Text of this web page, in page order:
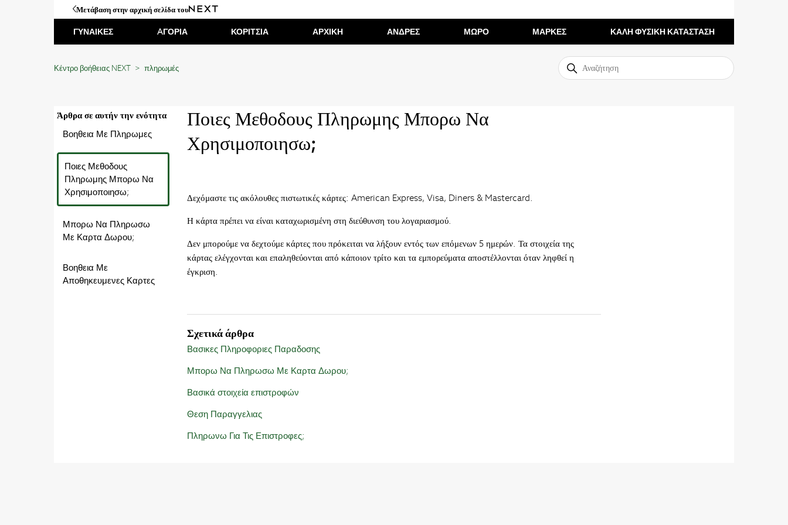
Μετάβαση στην αρχική σελίδα του
ΓΥΝΑΙΚΕΣ AΓΟΡΙΑ ΚΟΡΙΤΣΙΑ ΑΡΧΙΚΗ ΑΝΔΡΕΣ ΜΩΡΟ ΜΑΡΚΕΣ ΚΑΛΗ ΦΥΣΙΚΗ ΚΑΤΑΣΤΑΣΗ
Κέντρο βοήθειας NEXT πληρωμές
Άρθρα σε αυτήν την ενότητα
Βοηθεια Με Πληρωμες
Ποιες Μεθοδους
Πληρωμης Μπορω Να
Χρησιμοποιησω;
Μπορω Να Πληρωσω
Με Καρτα Δωρου;
Βοηθεια Με
Αποθηκευμενες Καρτες
Ποιες Μεθοδους Πληρωμης Μπορω Να
Χρησιμοποιησω;
Δεχόμαστε τις ακόλουθες πιστωτικές κάρτες: American Express, Visa, Diners & Mastercard.
Η κάρτα πρέπει να είναι καταχωρισμένη στη διεύθυνση του λογαριασμού.
Δεν μπορούμε να δεχτούμε κάρτες που πρόκειται να λήξουν εντός των επόμενων 5 ημερών. Τα στοιχεία της
κάρτας ελέγχονται και επαληθεύονται από κάποιον τρίτο και τα εμπορεύματα αποστέλλονται όταν ληφθεί η
έγκριση.
Σχετικά άρθρα
Βασικες Πληροφοριες Παραδοσης
Μπορω Να Πληρωσω Με Καρτα Δωρου;
Βασικά στοιχεία επιστροφών
Θεση Παραγγελιας
Πληρωνω Για Τις Επιστροφες;